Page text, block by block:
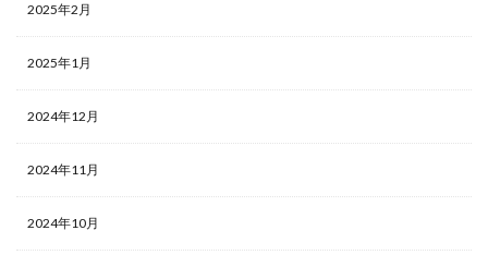
2025年2月
2025年1月
2024年12月
2024年11月
2024年10月